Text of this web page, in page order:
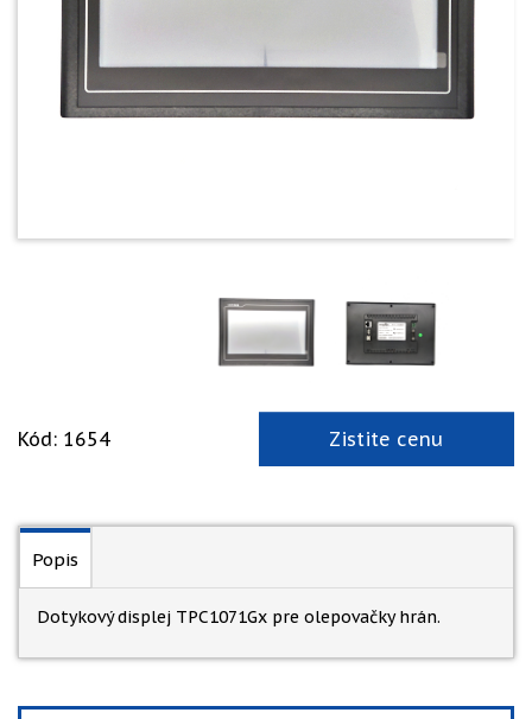
Kód: 1654 Zistite cenu
Popis
Dotykový displej TPC1071Gx pre olepovačky hrán.